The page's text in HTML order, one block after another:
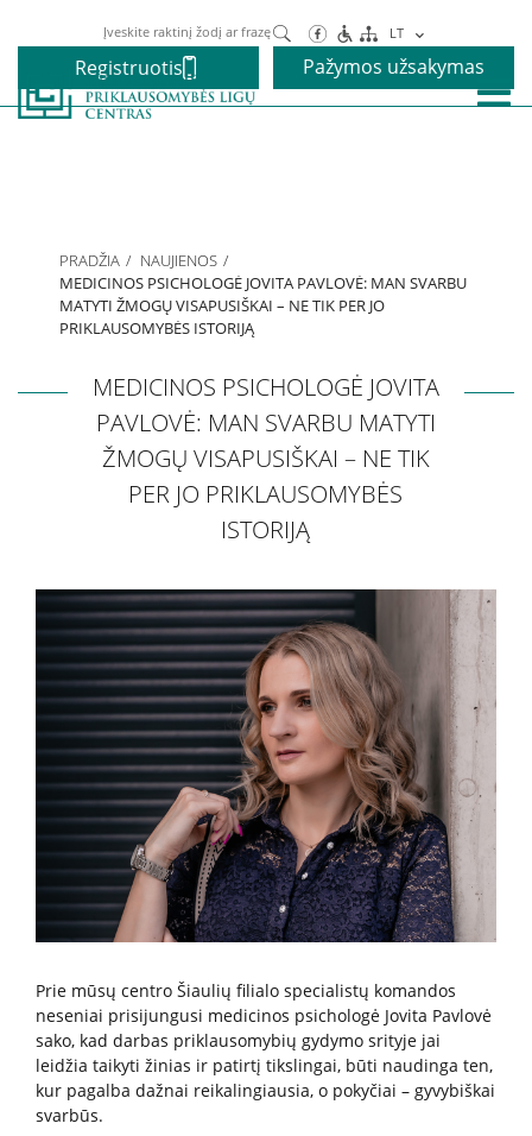
Paieška LT
Registruotis Pažymos užsakymas
Narkotikų priklausomybės gydymas
Elgesio priklausomybės gydymas
Vaikams ir paaugliams
Mokamos paslaugos
Paslaugos apmokamos iš PSD fondo
Kitos paslaugos
Pažymų išdavimas
Anoniminės paslaugos
Nedarbingumo pažymėjimas
Apsvaigimo nustatymas ir biologinių terpių paėmimas
Remisijos patvirtinimas
Mokymai specialistams
Kita pagalba Lietuvoje
PRADŽIA
NAUJIENOS
MEDICINOS PSICHOLOGĖ JOVITA PAVLOVĖ: MAN SVARBU
MATYTI ŽMOGŲ VISAPUSIŠKAI – NE TIK PER JO
PRIKLAUSOMYBĖS ISTORIJĄ
MEDICINOS PSICHOLOGĖ JOVITA
PAVLOVĖ: MAN SVARBU MATYTI
ŽMOGŲ VISAPUSIŠKAI – NE TIK
PER JO PRIKLAUSOMYBĖS
ISTORIJĄ
Prie mūsų centro Šiaulių filialo specialistų komandos
neseniai prisijungusi medicinos psichologė Jovita Pavlovė
sako, kad darbas priklausomybių gydymo srityje jai
leidžia taikyti žinias ir patirtį tikslingai, būti naudinga ten,
kur pagalba dažnai reikalingiausia, o pokyčiai – gyvybiškai
svarbūs.